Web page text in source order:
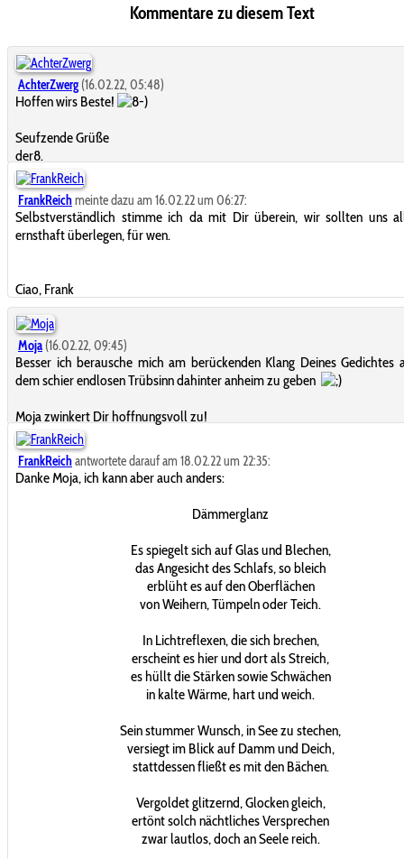
Kommentare zu diesem Text
AchterZwerg (16.02.22, 05:48)
Hoffen wirs Beste!
Seufzende Grüße
der8.
FrankReichmeinte dazu am 16.02.22 um 06:27:
Selbstverständlich stimme ich da mit Dir überein, wir sollten uns
ernsthaft überlegen, für wen.
Ciao, Frank
Moja (16.02.22, 09:45)
Besser ich berausche mich am berückenden Klang Deines Gedichtes
dem schier endlosen Trübsinn dahinter anheim zu geben
Moja zwinkert Dir hoffnungsvoll zu!
FrankReichantwortete darauf am 18.02.22 um 22:35:
Danke Moja, ich kann aber auch anders:
Dämmerglanz
Es spiegelt sich auf Glas und Blechen,
das Angesicht des Schlafs, so bleich
erblüht es auf den Oberflächen
von Weihern, Tümpeln oder Teich.
In Lichtreflexen, die sich brechen,
erscheint es hier und dort als Streich,
es hüllt die Stärken sowie Schwächen
in kalte Wärme, hart und weich.
Sein stummer Wunsch, in See zu stechen,
versiegt im Blick auf Damm und Deich,
stattdessen fließt es mit den Bächen.
Vergoldet glitzernd, Glocken gleich,
ertönt solch nächtliches Versprechen
zwar lautlos, doch an Seele reich.